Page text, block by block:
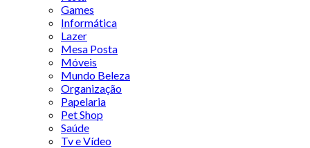
Games
Informática
Lazer
Mesa Posta
Móveis
Mundo Beleza
Organização
Papelaria
Pet Shop
Saúde
Tv e Vídeo